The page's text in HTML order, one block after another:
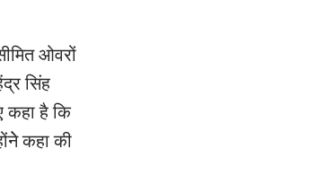
ओवरों
सिंह
कहा है कि
कहा की